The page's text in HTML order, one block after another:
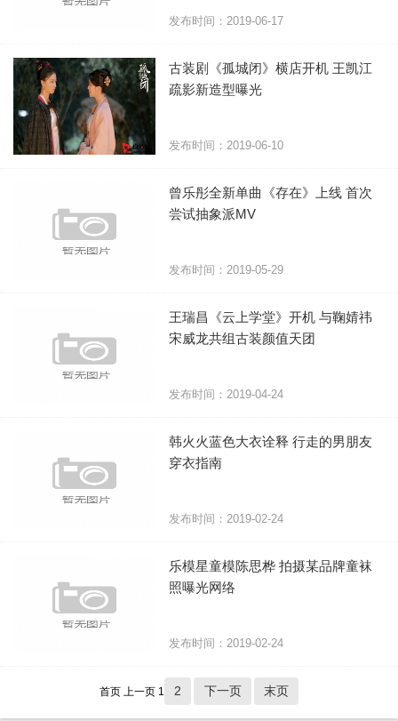
发布时间：2019-06-17
古装剧《孤城闭》横店开机 王凯江
疏影新造型曝光
发布时间：2019-06-10
曾乐彤全新单曲《存在》上线 首次
尝试抽象派MV
发布时间：2019-05-29
王瑞昌《云上学堂》开机 与鞠婧祎
宋威龙共组古装颜值天团
发布时间：2019-04-24
韩火火蓝色大衣诠释 行走的男朋友
穿衣指南
发布时间：2019-02-24
乐模星童模陈思桦 拍摄某品牌童袜
照曝光网络
发布时间：2019-02-24
首页 上一页 1 2 下一页 末页